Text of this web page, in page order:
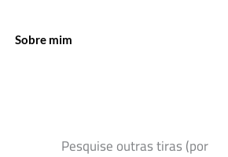
Sobre mim
Pesquise outras tiras (por